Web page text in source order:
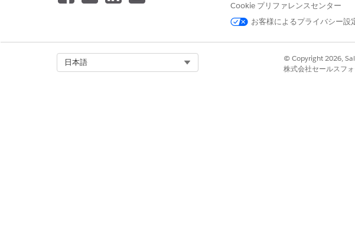
レポートフィッシングメール
このテンプレートをリリースして、疑わしいメールや
セキュリティ脆弱性の報告
このテンプレートをリリースして、セキュリティの脆
セキュリティトレーニングへのユーザーの登録
Cookie プリファレンスセンター
お客様によるプライバシー設
日本語
© Copyright 2026,
株式会社セールスフ